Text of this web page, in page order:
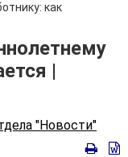
как
|
"Новости"